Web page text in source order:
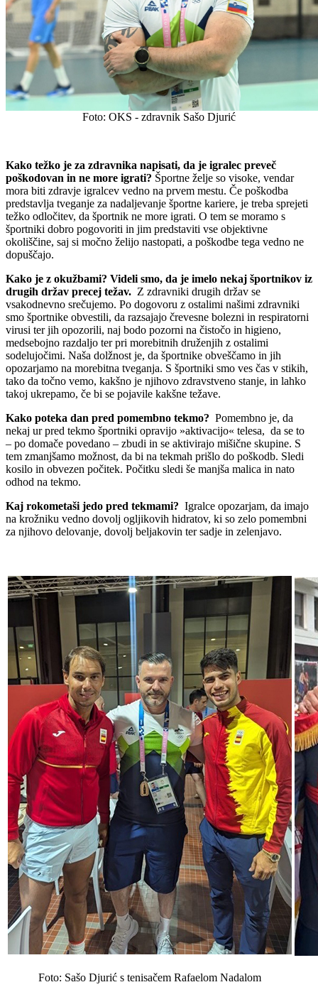
Foto: OKS - zdravnik Sašo Djurić
Kako težko je za zdravnika napisati, da je igralec preveč
poškodovan in ne more igrati? Športne želje so visoke, vendar
mora biti zdravje igralcev vedno na prvem mestu. Če poškodba
predstavlja tveganje za nadaljevanje športne kariere, je treba sprejeti
težko odločitev, da športnik ne more igrati. O tem se moramo s
športniki dobro pogovoriti in jim predstaviti vse objektivne
okoliščine, saj si močno želijo nastopati, a poškodbe tega vedno ne
dopuščajo.
Kako je z okužbami? Videli smo, da je imelo nekaj športnikov iz
drugih držav precej težav. Z zdravniki drugih držav se
vsakodnevno srečujemo. Po dogovoru z ostalimi našimi zdravniki
smo športnike obvestili, da razsajajo črevesne bolezni in respiratorni
virusi ter jih opozorili, naj bodo pozorni na čistočo in higieno,
medsebojno razdaljo ter pri morebitnih druženjih z ostalimi
sodelujočimi. Naša dolžnost je, da športnike obveščamo in jih
opozarjamo na morebitna tveganja. S športniki smo ves čas v stikih,
tako da točno vemo, kakšno je njihovo zdravstveno stanje, in lahko
takoj ukrepamo, če bi se pojavile kakšne težave.
Kako poteka dan pred pomembno tekmo? Pomembno je, da
nekaj ur pred tekmo športniki opravijo »aktivacijo« telesa, da se to
– po domače povedano – zbudi in se aktivirajo mišične skupine. S
tem zmanjšamo možnost, da bi na tekmah prišlo do poškodb. Sledi
kosilo in obvezen počitek. Počitku sledi še manjša malica in nato
odhod na tekmo.
Kaj rokometaši jedo pred tekmami? Igralce opozarjam, da imajo
na krožniku vedno dovolj ogljikovih hidratov, ki so zelo pomembni
za njihovo delovanje, dovolj beljakovin ter sadje in zelenjavo.
Foto: Sašo Djurić s tenisačem Rafaelom Nadalom